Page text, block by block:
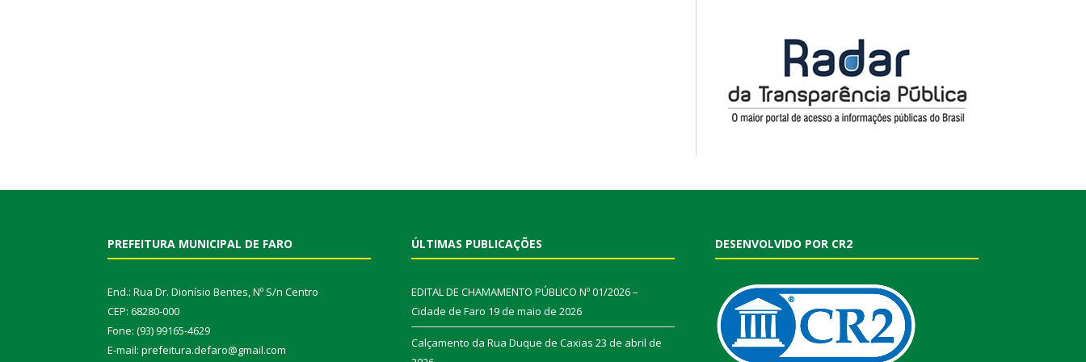
PREFEITURA MUNICIPAL DE FARO
End.: Rua Dr. Dionísio Bentes, Nº S/n Centro
CEP: 68280-000
Fone: (93) 99165-4629
E-mail: prefeitura.defaro@gmail.com
ÚLTIMAS PUBLICAÇÕES
EDITAL DE CHAMAMENTO PÚBLICO Nº 01/2026 –
Cidade de Faro 19 de maio de 2026
Calçamento da Rua Duque de Caxias 23 de abril de
DESENVOLVIDO POR CR2